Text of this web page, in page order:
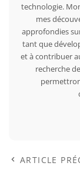
technologie.
mes
approfondies
tant que
et à contribuer
recherche
ARTICLE